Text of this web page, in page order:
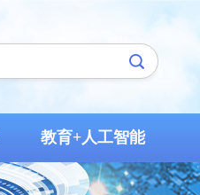
教育+人工智能